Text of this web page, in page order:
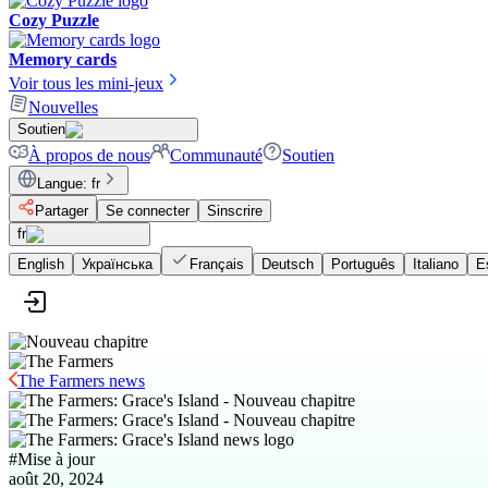
Cozy Puzzle
Memory cards
Voir tous les mini-jeux
Nouvelles
Soutien
À propos de nous Communauté Soutien
Langue: fr
Partager
Se connecter
Sinscrire
fr
English
Українська Français Deutsch Português Italiano
The Farmers news
#Mise à jour
août 20, 2024